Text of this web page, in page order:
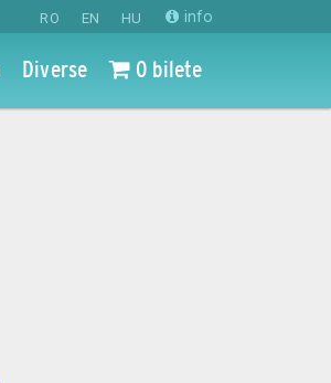
RO EN HU info
Diverse 0 bilete